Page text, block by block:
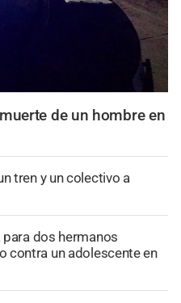
de un hombre en
tren y un colectivo a
dos hermanos
contra un adolescente en